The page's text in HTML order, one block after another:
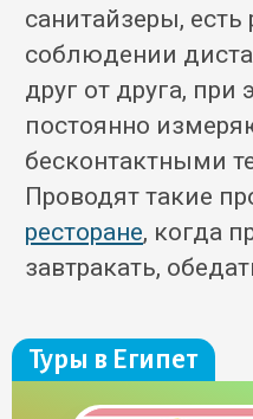
санитайзеры, есть
соблюдении
друг от друга, при
постоянно
бесконтактными
Проводят такие
ресторане, когда
завтракать,
Туры в Египет